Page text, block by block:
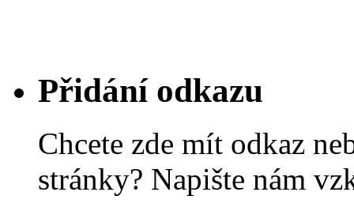
Přidání odkazu
Chcete zde mít odkaz
stránky? Napište nám